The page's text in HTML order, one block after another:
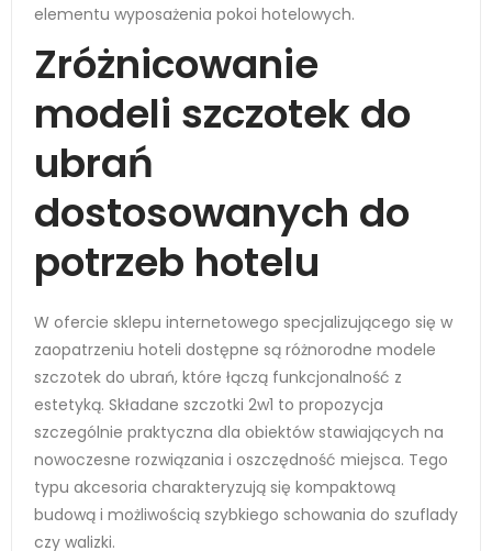
elementu wyposażenia pokoi hotelowych.
Zróżnicowanie
modeli szczotek do
ubrań
dostosowanych do
potrzeb hotelu
W ofercie sklepu internetowego specjalizującego się w
zaopatrzeniu hoteli dostępne są różnorodne modele
szczotek do ubrań, które łączą funkcjonalność z
estetyką. Składane szczotki 2w1 to propozycja
szczególnie praktyczna dla obiektów stawiających na
nowoczesne rozwiązania i oszczędność miejsca. Tego
typu akcesoria charakteryzują się kompaktową
budową i możliwością szybkiego schowania do szuflady
czy walizki.